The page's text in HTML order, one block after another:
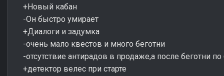
+Новый кабан
-Он быстро умирает
+Диалоги и задумка
-очень мало квестов и много беготни
-отсутствие антирадов в продаже,а после беготни
+детектор велес при старте